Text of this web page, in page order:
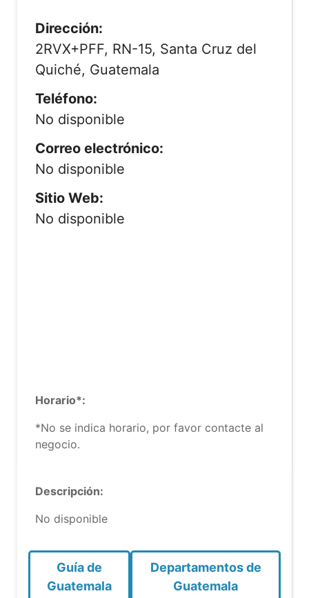
Dirección:
2RVX+PFF, RN-15, Santa Cruz del
Quiché, Guatemala
Teléfono:
No disponible
Correo electrónico:
No disponible
Sitio Web:
No disponible
Horario*:
*No se indica horario, por favor contacte al
negocio.
Descripción:
No disponible
Guía de
Guatemala
Departamentos de
Guatemala